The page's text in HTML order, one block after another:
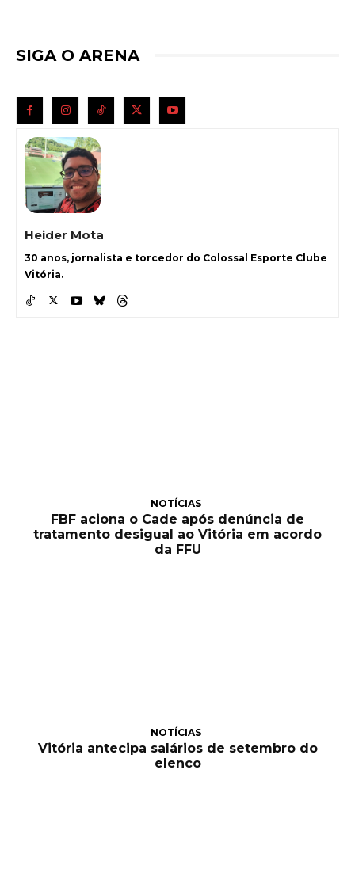
SIGA O ARENA
Heider Mota
30 anos, jornalista e torcedor do Colossal Esporte Clube
Vitória.
NOTÍCIAS
FBF aciona o Cade após denúncia de
tratamento desigual ao Vitória em acordo
da FFU
NOTÍCIAS
Vitória antecipa salários de setembro do
elenco